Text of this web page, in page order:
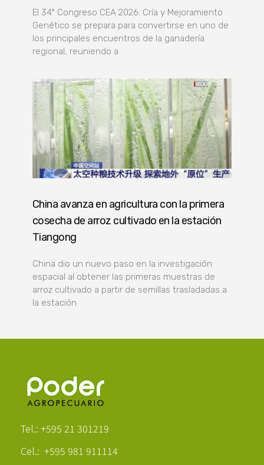
El 34º Congreso CEA 2026: Cría y Mejoramiento
Genético se prepara para convertirse en uno de
los principales encuentros de la ganadería
regional, reuniendo a
China avanza en agricultura con la primera
cosecha de arroz cultivado en la estación
Tiangong
China dio un nuevo paso en la investigación
espacial al obtener las primeras muestras de
arroz cultivado a partir de semillas trasladadas a
la estación
Tel.: +595 21 301219
Cel.: +595 981 911114